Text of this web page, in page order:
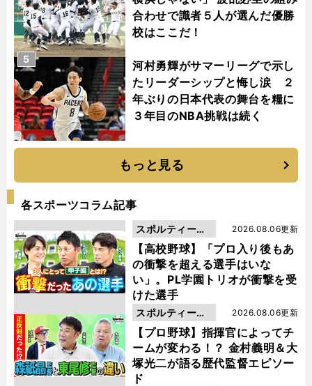
合わせで識者５人が選んだ優勝
校はここだ！
河村勇輝がサマーリーグで示し
たリーダーシップと悔し涙 ２
年ぶりの日本代表の舞台を糧に
３年目のNBA挑戦は続く
5
もっと見る
各スポーツコラム記事
【高校野球】「プロ入り後もあ
の衝撃を超える選手はいな
い」。PL学園トリオが衝撃を受
けた選手
2026.08.06更新
スポルティーバ
動画
【プロ野球】指揮官によってチ
ームが変わる！？ 金村義明＆大
塚光二が語る歴代監督エピソー
ド
2026.08.06更新
スポルティーバ
動画